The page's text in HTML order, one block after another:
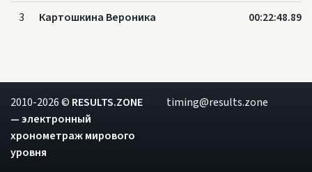
3 Картошкина Вероника 00:22:48.89
2010-2026 © RESULTS.ZONE
— электронный
хронометраж мирового
уровня
timing@results.zone